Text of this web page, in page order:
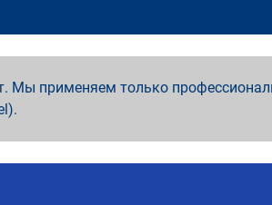
применяем только